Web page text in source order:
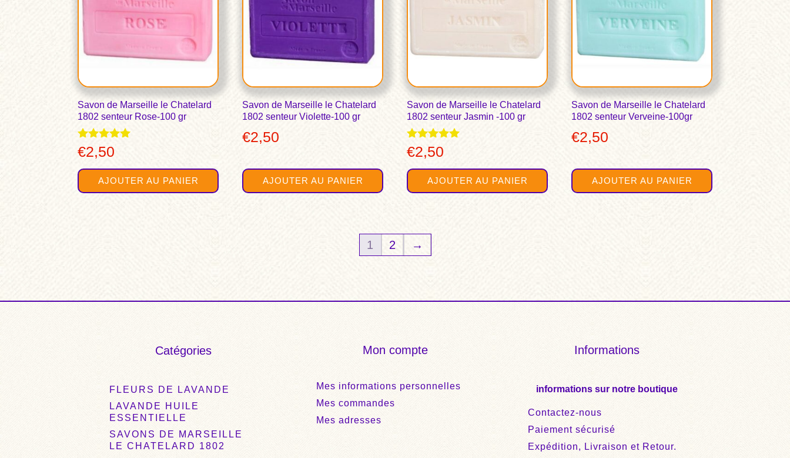
Savon de Marseille le Chatelard
1802 senteur Rose-100 gr
Note
5.00
sur 5
€2,50
AJOUTER AU PANIER
Savon de Marseille le Chatelard
1802 senteur Violette-100 gr
€2,50
AJOUTER AU PANIER
Savon de Marseille le Chatelard
1802 senteur Jasmin -100 gr
Note
5.00
sur 5
€2,50
AJOUTER AU PANIER
Savon de Marseille le Chatelard
1802 senteur Verveine-100gr
€2,50
AJOUTER AU PANIER
1 2 →
Catégories
FLEURS DE LAVANDE
LAVANDE HUILE
ESSENTIELLE
SAVONS DE MARSEILLE
LE CHATELARD 1802
Mon compte
Mes informations personnelles
Mes commandes
Mes adresses
Informations
informations sur notre boutique
Contactez-nous
Paiement sécurisé
Expédition, Livraison et Retour.